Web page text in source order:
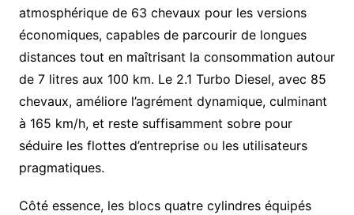
atmosphérique de 63 chevaux pour les versions
économiques, capables de parcourir de longues
distances tout en maîtrisant la consommation autour
de 7 litres aux 100 km. Le 2.1 Turbo Diesel, avec 85
chevaux, améliore l’agrément dynamique, culminant
à 165 km/h, et reste suffisamment sobre pour
séduire les flottes d’entreprise ou les utilisateurs
pragmatiques.
Côté essence, les blocs quatre cylindres équipés